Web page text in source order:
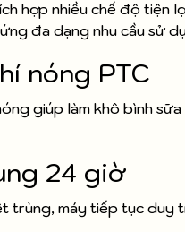
hợp nhiều chế độ tiện
đa dạng nhu cầu sử
nóng PTC
giúp làm khô bình
24 giờ
trùng, máy tiếp tục duy